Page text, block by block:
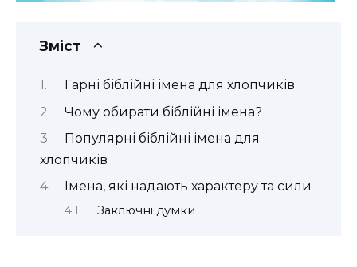
Зміст
Гарні біблійні імена для хлопчиків
Чому обирати біблійні імена?
Популярні біблійні імена для
хлопчиків
Імена, які надають характеру та сили
Заключні думки